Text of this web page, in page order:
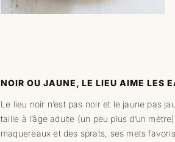
NOIR OU JAUNE, LE LIEU AIME LES
Le lieu noir n’est pas noir et le jaune pas
taille à l’âge adulte (un peu plus d’un
maquereaux et des sprats, ses mets